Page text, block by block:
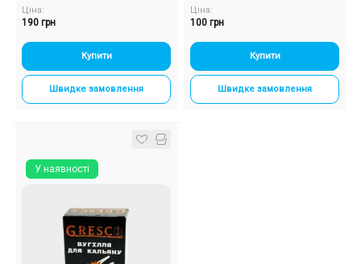
Ціна:
190 грн
Купити
Швидке замовлення
Ціна:
100 грн
Купити
Швидке замовлення
У наявності